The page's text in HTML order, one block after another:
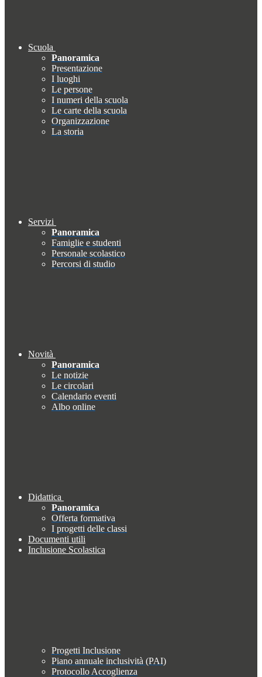
Scuola
Panoramica
Presentazione
I luoghi
Le persone
I numeri della scuola
Le carte della scuola
Organizzazione
La storia
Servizi
Panoramica
Famiglie e studenti
Personale scolastico
Percorsi di studio
Novità
Panoramica
Le notizie
Le circolari
Calendario eventi
Albo online
Didattica
Panoramica
Offerta formativa
I progetti delle classi
Documenti utili
Inclusione Scolastica
Progetti Inclusione
Piano annuale inclusività (PAI)
Protocollo Accoglienza